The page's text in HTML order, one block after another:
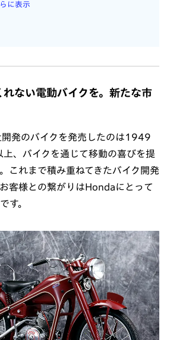
に表示
ない電動バイクを。新たな市
発のバイクを発売したのは1949
、バイクを通じて移動の喜びを提
これまで積み重ねてきたバイク開発
客様との繋がりはHondaにとって
す。